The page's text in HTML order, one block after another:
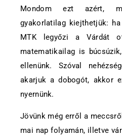
Mondom ezt azért,
gyakorlatilag kiejthetjük:
MTK legyőzi a Várdát
matematikailag is
ellenünk. Szóval
akarjuk a dobogót, akkor
nyernünk.
Jövünk még erről a
mai nap folyamán, illetve